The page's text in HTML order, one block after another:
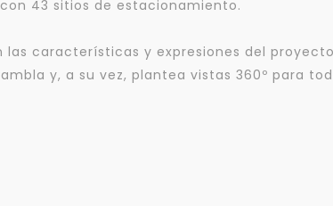
43 sitios de estacionamiento.
características y expresiones del
y, a su vez, plantea vistas 360º para